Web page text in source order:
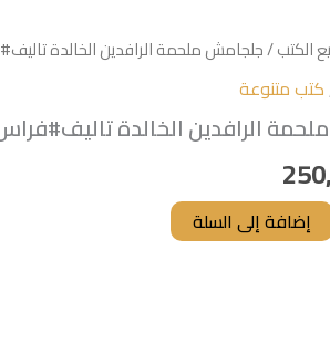
الكتب/ جلجامش ملحمة الرافدين الخالدة
كتب متنوعة
الرافدين الخالدة
إضافة إلى السلة